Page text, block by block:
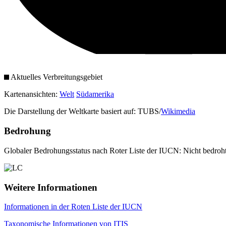
Aktuelles Verbreitungsgebiet
Kartenansichten: Welt Südamerika
Die Darstellung der Weltkarte basiert auf: TUBS/Wikimedia
Bedrohung
Globaler Bedrohungsstatus nach Roter Liste der IUCN: Nicht
Weitere Informationen
Informationen in der Roten Liste der IUCN
Taxonomische Informationen von ITIS